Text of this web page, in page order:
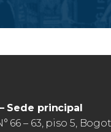
Sede principal
66 – 63, piso 5,